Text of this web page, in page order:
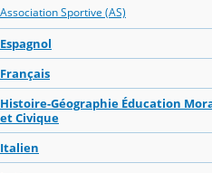
Association Sportive (AS)
Espagnol
Français
Histoire-Géographie Éducation
et Civique
Italien